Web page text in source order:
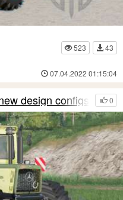
523
43
07.04.2022 01:15:04
0
design configs